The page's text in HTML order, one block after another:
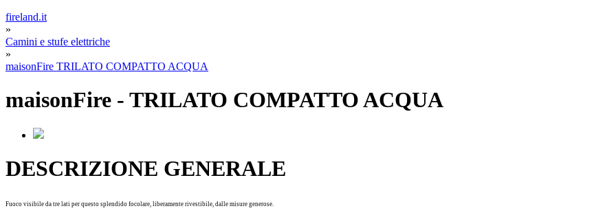
fireland.it
»
Camini e stufe elettriche
»
maisonFire TRILATO COMPATTO ACQUA
maisonFire - TRILATO COMPATTO ACQUA
DESCRIZIONE GENERALE
Fuoco visibile da tre lati per questo splendido focolare, liberamente rivestibile, dalle misure generose.